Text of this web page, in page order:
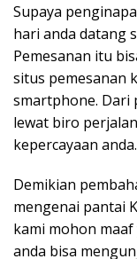
Supaya
hari anda datang
Pemesanan itu
situs pemesanan
smartphone. Dari
lewat biro
kepercayaan anda.
Demikian
mengenai pantai
kami mohon
anda bisa